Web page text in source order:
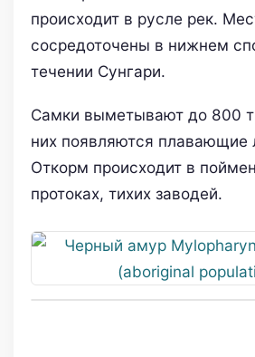
происходит в русле рек.
сосредоточены в нижнем
течении Сунгари.
Самки выметывают до 800
них появляются плавающие
Откорм происходит в
протоках, тихих заводей.